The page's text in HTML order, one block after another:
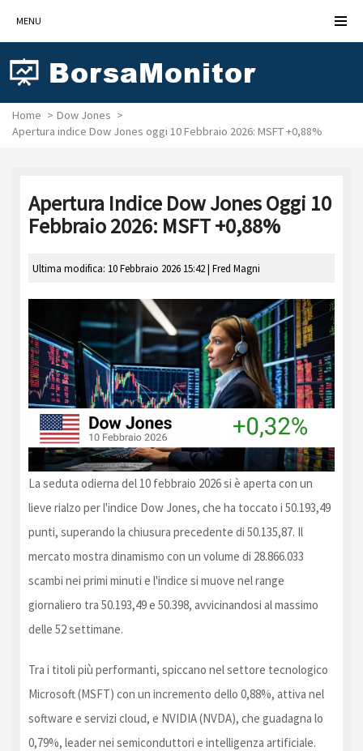
MENU
Home
Dow Jones
Apertura indice Dow Jones oggi 10 Febbraio 2026: MSFT +0,88%
Apertura Indice Dow Jones Oggi 10
Febbraio 2026: MSFT +0,88%
Ultima modifica: 10 Febbraio 2026 15:42 | Fred Magni
La seduta odierna del 10 febbraio 2026 si è aperta con un
lieve rialzo per l'indice Dow Jones, che ha toccato i 50.193,49
punti, superando la chiusura precedente di 50.135,87. Il
mercato mostra dinamismo con un volume di 28.866.033
scambi nei primi minuti e l'indice si muove nel range
giornaliero tra 50.193,49 e 50.398, avvicinandosi al massimo
delle 52 settimane.
Tra i titoli più performanti, spiccano nel settore tecnologico
Microsoft (MSFT) con un incremento dello 0,88%, attiva nel
software e servizi cloud, e NVIDIA (NVDA), che guadagna lo
0,79%, leader nei semiconduttori e intelligenza artificiale.